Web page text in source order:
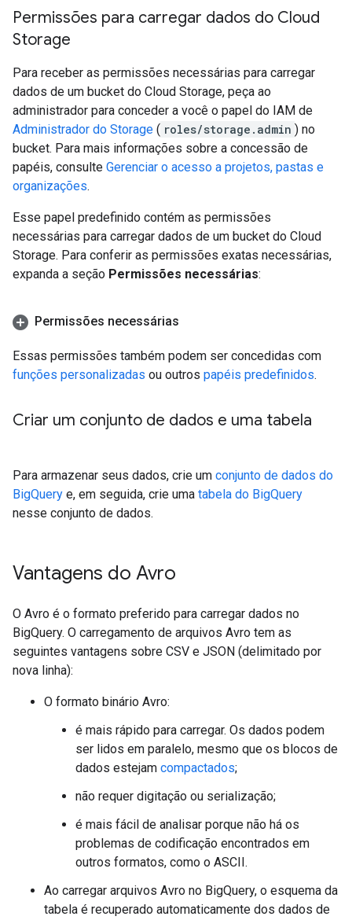
Permissões para carregar dados do Cloud
Storage
Para receber as permissões necessárias para carregar
dados de um bucket do Cloud Storage, peça ao
administrador para conceder a você o papel do IAM de
Administrador do Storage ( roles/storage.admin ) no
bucket. Para mais informações sobre a concessão de
papéis, consulte Gerenciar o acesso a projetos, pastas e
organizações.
Esse papel predefinido contém as permissões
necessárias para carregar dados de um bucket do Cloud
Storage. Para conferir as permissões exatas necessárias,
expanda a seção Permissões necessárias:
Permissões necessárias
Essas permissões também podem ser concedidas com
funções personalizadas ou outros papéis predefinidos.
Criar um conjunto de dados e uma tabela
Para armazenar seus dados, crie um conjunto de dados do
BigQuery e, em seguida, crie uma tabela do BigQuery
nesse conjunto de dados.
Vantagens do Avro
O Avro é o formato preferido para carregar dados no
BigQuery. O carregamento de arquivos Avro tem as
seguintes vantagens sobre CSV e JSON (delimitado por
nova linha):
O formato binário Avro:
é mais rápido para carregar. Os dados podem
ser lidos em paralelo, mesmo que os blocos de
dados estejam compactados;
não requer digitação ou serialização;
é mais fácil de analisar porque não há os
problemas de codificação encontrados em
outros formatos, como o ASCII.
Ao carregar arquivos Avro no BigQuery, o esquema da
tabela é recuperado automaticamente dos dados de